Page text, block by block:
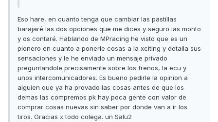
Eso hare, en cuanto tenga que cambiar las pastillas
barajaré las dos opciones que me dices y seguro las monto
y os contaré. Hablando de MPracing he visto que es un
pionero en cuanto a ponerle cosas a la xciting y detalla sus
sensaciones y le he enviado un mensaje privado
preguntandole precisamente sobre los frenos, la ecu y
unos intercomunicadores. Es bueno pedirle la opinion a
alguien que ya ha provado las cosas antes de que los
demas las compremos pk hay poca gente con valor de
comprar cosas nuevas sin saber por donde van a ir los
tiros. Gracias x todo colega. un Salu2